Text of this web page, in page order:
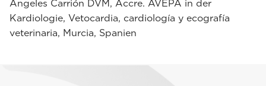
Angeles Carrión DVM, Accre. AVEPA in der
Kardiologie, Vetocardia, cardiología y ecografía
veterinaria, Murcia, Spanien